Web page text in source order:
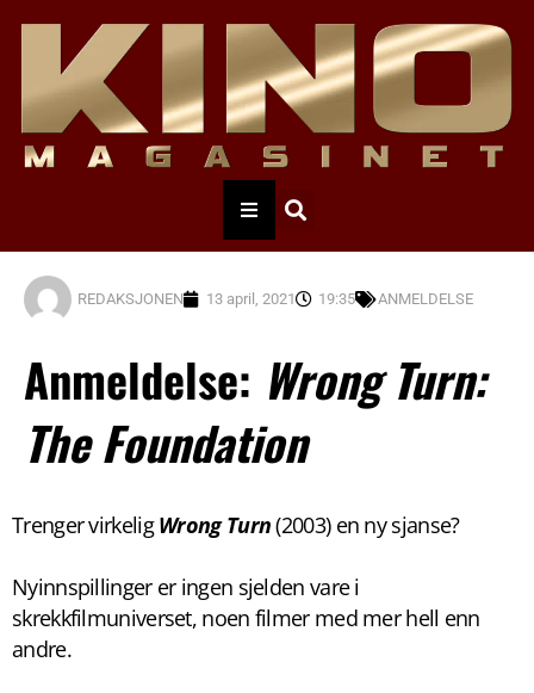
REDAKSJONEN 13 april, 2021 19:35 ANMELDELSE
Anmeldelse: Wrong Turn:
The Foundation
Trenger virkeligWrong Turn(2003) en ny sjanse?
Nyinnspillinger er ingen sjelden vare i
skrekkfilmuniverset, noen filmer med mer hell enn
andre.